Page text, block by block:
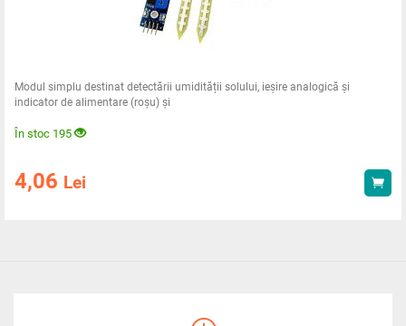
Modul simplu destinat detectării umidității solului, ieșire analogică și
indicator de alimentare (roșu) și
În stoc 195
4,06 Lei